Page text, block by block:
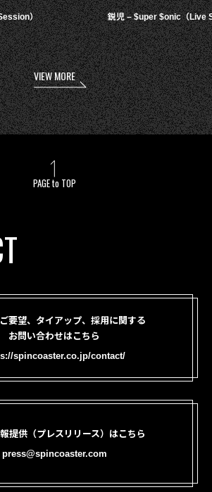
） 鋭児 – $uper $onic（Live
VIEW MORE
PAGE to TOP
要望、タイアップ、採用に関する
お問い合わせはこちら
spincoaster.co.jp/contact/
提供（プレスリリース）はこちら
press@spincoaster.com